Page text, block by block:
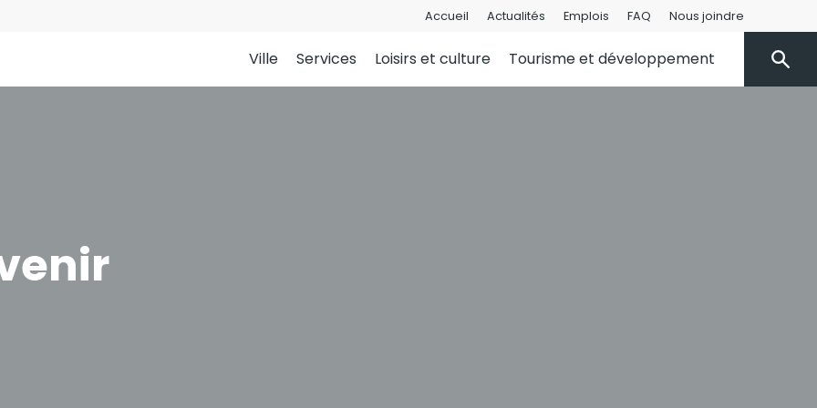
Accueil Actualités Emplois FAQ Nous joindre
Ville Services Loisirs et culture Tourisme et développement